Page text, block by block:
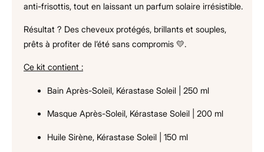
anti-frisottis, tout en laissant un parfum solaire irrésistible.
Résultat ? Des cheveux protégés, brillants et souples,
prêts à profiter de l’été sans compromis 💛.
Ce kit contient :
Bain Après-Soleil, Kérastase Soleil | 250 ml
Masque Après-Soleil, Kérastase Soleil | 200 ml
Huile Sirène, Kérastase Soleil | 150 ml